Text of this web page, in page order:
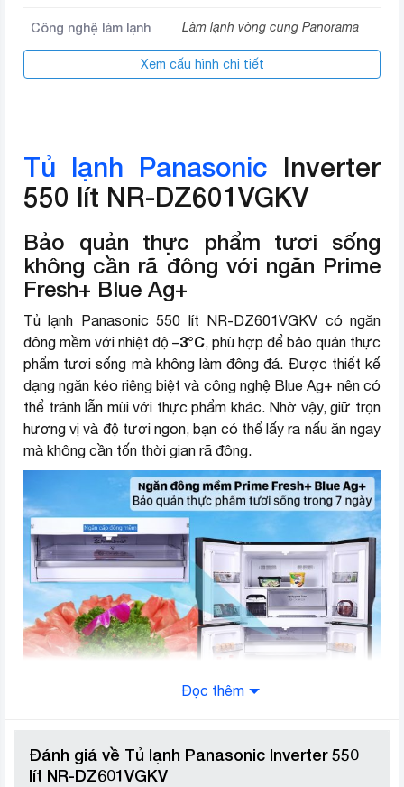
Công nghệ làm lạnh Làm lạnh vòng cung Panorama
Inverter tiết kiệm năng lượng
sinh
Làm đông nhanh
Công nghệ kháng
khuẩn
Công nghệ diệt khuẩn Blue Ag+
với tinh thể bạc Ag+ và ánh sáng
xanh
Công nghệ bảo quản
thực phẩm
Ngăn cấp đông mềm thế hệ mới
Prime Fresh+
Ngăn trữ đông tinh thể bạc Ag
Hygiene Zone
Ngăn rau củ kép Fresh Safe
Chất liệu cửa tủ
Chất liệu khay Kính chịu lực
Kích thước
Cao 184.7 cm – Rộng 79.1 cm –
Sâu 78 cm – Nặng 100 kg
Nơi sản xuất Việt Nam
Năm ra mắt 2021
Panasonic
Xem cấu hình chi tiết
Tủ lạnh Panasonic Inverter
550 lít NR-DZ601VGKV
Bảo quản thực phẩm tươi sống
không cần rã đông với ngăn Prime
Fresh+ Blue Ag+
Tủ lạnh Panasonic 550 lít NR-DZ601VGKV có ngăn
đông mềm với nhiệt độ –3°C, phù hợp để bảo quản thực
phẩm tươi sống mà không làm đông đá. Được thiết kế
dạng ngăn kéo riêng biệt và công nghệ Blue Ag+ nên có
thể tránh lẫn mùi với thực phẩm khác. Nhờ vậy, giữ trọn
hương vị và độ tươi ngon, bạn có thể lấy ra nấu ăn ngay
mà không cần tốn thời gian rã đông.
Kháng khuẩn, khử mùi cùng công
Tủ lạnh của bạn sẽ được giữ tươi mát, sạch vi khuẩn vì
công nghệ Blue Ag+ sử dụng ánh sáng xanh đi qua tấm
Đọc thêm
Đánh giá về Tủ lạnh Panasonic Inverter 550
lít NR-DZ601VGKV